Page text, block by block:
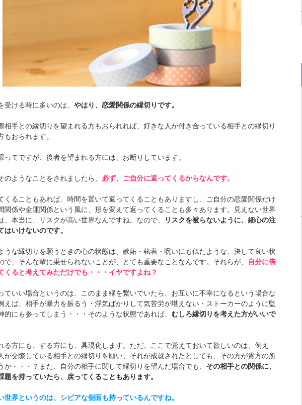
受ける時に多いのは、やはり、恋愛関係の縁切りです。
相手との縁切りを望まれる方もおられれば、好きな人が付き合っている相手との縁切り
もおられます。
ってですが、後者を望まれる方には、お断りしています。
のようなことをされましたら、 必ず、ご自分に返ってくるからなんです。
くることもあれば、時間を置いて返ってくることもありますし、ご自分の恋愛関係だけ
関係や金運関係という風に、形を変えて返ってくることも多々あります。見えない世界
、本当に、リスクが高い世界なんですね。なので、
リスクを被らないように、細心の注
はいけないのです。
うな縁切りを願うときの心の状態は、嫉妬・執着・呪いにも似たような、決して良い状
で、そんな輩に乗せられないことが、とても重要なことなんです。それらが、
自分に倍
くると考えてみただけでも・・・イヤですよね？
ていい場合というのは、このまま縁を繋いでいたら、お互いに不幸になるという場合な
えば、相手が暴力を振るう・浮気ばかりして気苦労が堪えない・ストーカーのように監
的にも参ってしまう・・・そのような状態であれば、むしろ縁切りを考えた方がいいで
る方にも、する方にも、具現化します。ただ、ここで覚えておいて欲しいのは、例え
が交際している相手との縁切りを願い、それが成就されたとしても、その方が貴方の所
か・・・？また、自分の相手に関して縁切りを望んだ場合でも、 その相手との関係に、
題を持っていたら、戻ってくることもあります。
世界というのは、シビアな側面も持っているんですね。